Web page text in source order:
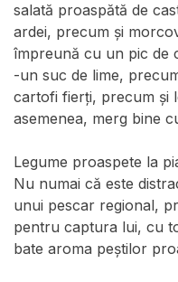
salată proaspătă de
ardei, precum și
împreună cu un pic de
-un suc de lime,
cartofi fierți, precum și
asemenea, merg bine
Legume proaspete la
Nu numai că este
unui pescar regional,
pentru captura lui, cu
bate aroma peștilor